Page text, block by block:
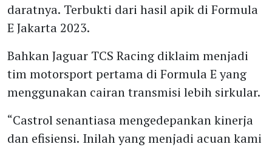
daratnya. Terbukti dari hasil apik di Formula
E Jakarta 2023.
Bahkan Jaguar TCS Racing diklaim menjadi
tim motorsport pertama di Formula E yang
menggunakan cairan transmisi lebih sirkular.
“Castrol senantiasa mengedepankan kinerja
dan efisiensi. Inilah yang menjadi acuan kami